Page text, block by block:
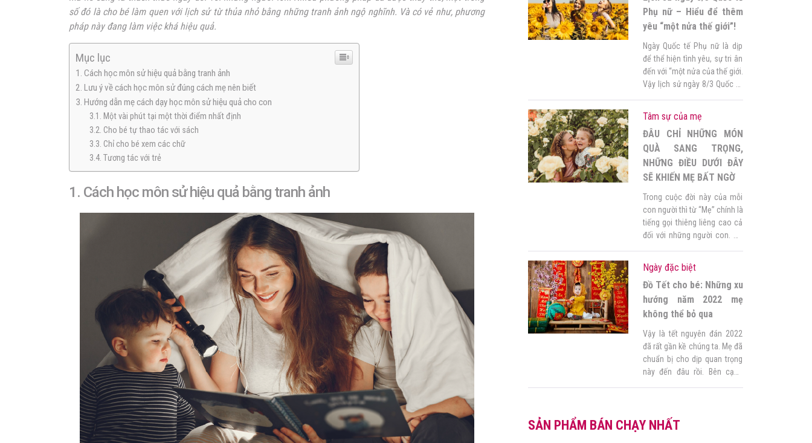
số đó là cho bé làm quen với lịch sử từ thủa nhỏ bằng những tranh ảnh ngộ nghĩnh. Và có vẻ như, phương
pháp này đang làm việc khá hiệu quả.
Mục lục
1. Cách học môn sử hiệu quả bằng tranh ảnh
2. Lưu ý về cách học môn sử đúng cách mẹ nên biết
3. Hướng dẫn mẹ cách dạy học môn sử hiệu quả cho con
3.1. Một vài phút tại một thời điểm nhất định
3.2. Cho bé tự thao tác với sách
3.3. Chỉ cho bé xem các chữ
3.4. Tương tác với trẻ
1. Cách học môn sử hiệu quả bằng tranh ảnh
Phụ nữ – Hiểu để thêm
yêu “một nửa thế giới”!
Ngày Quốc tế Phụ nữ là dịp
để thể hiện tình yêu, sự tri ân
đến với “một nửa của thế giới.
Vậy lịch sử ngày 8/3 Quốc tế
nghĩa như thế nào? Bài viết
dưới đây sẽ giúp nhà mình
hiểu để yêu thương và trân
trọng […]
Tâm sự của mẹ
ĐÂU CHỈ NHỮNG MÓN
QUÀ SANG TRỌNG,
NHỮNG ĐIỀU DƯỚI ĐÂY
SẼ KHIẾN MẸ BẤT NGỜ
Trong cuộc đời này của mỗi
con người thì từ “Mẹ” chính là
tiếng gọi thiêng liêng cao cả
đối với những người con. Dù
dõi bước, chở che, bào vệ và
dành tình yêu thương vô hạn
cho những […]
Ngày đặc biệt
Đồ Tết cho bé: Những xu
hướng năm 2022 mẹ
không thể bỏ qua
Vậy là tết nguyên đán 2022
đã rất gần kề chúng ta. Mẹ đã
chuẩn bị cho dịp quan trọng
này đến đâu rồi. Bên cạnh
nhé. Đồ tết cho bé năm sẽ rất
SẢN PHẨM BÁN CHẠY NHẤT